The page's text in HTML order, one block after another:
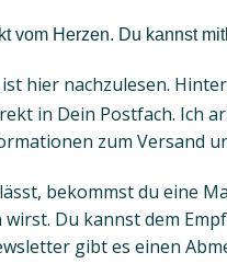
vom Herzen. Du kannst
ist hier nachzulesen.
in Dein Postfach. Ich
zum Versand
bekommst du eine
Du kannst dem
gibt es einen